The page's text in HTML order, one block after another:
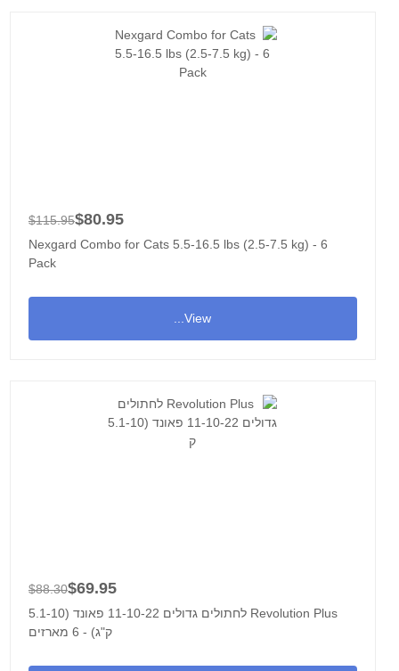
$80.95
$115.95
Nexgard Combo for Cats 5.5-16.5 lbs (2.5-7.5 kg) - 6
Pack
View...
$69.95
$88.30
Revolution Plus לחתולים גדולים 11-10-22 פאונד (5.1-10
ק"ג) - 6 מארזים